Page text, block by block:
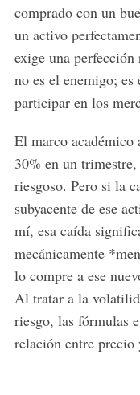
comprado con un
un activo
exige una
no es el enemigo; es
participar en los
El marco académico
30% en un
riesgoso. Pero si la
subyacente de ese
mí, esa caída
mecánicamente
lo compre a ese
Al tratar a la
riesgo, las fórmulas
relación entre precio